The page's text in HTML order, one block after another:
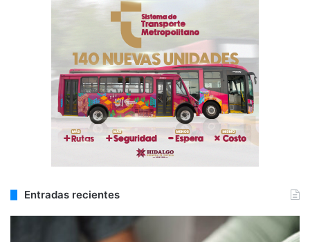
Entradas recientes